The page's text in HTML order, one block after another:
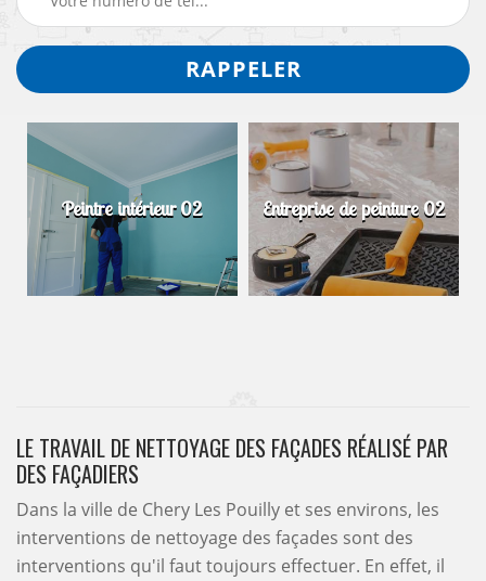
Peintre intérieur 02 Entreprise de peinture 02
LE TRAVAIL DE NETTOYAGE DES FAÇADES RÉALISÉ PAR
DES FAÇADIERS
Dans la ville de Chery Les Pouilly et ses environs, les
interventions de nettoyage des façades sont des
interventions qu'il faut toujours effectuer. En effet, il